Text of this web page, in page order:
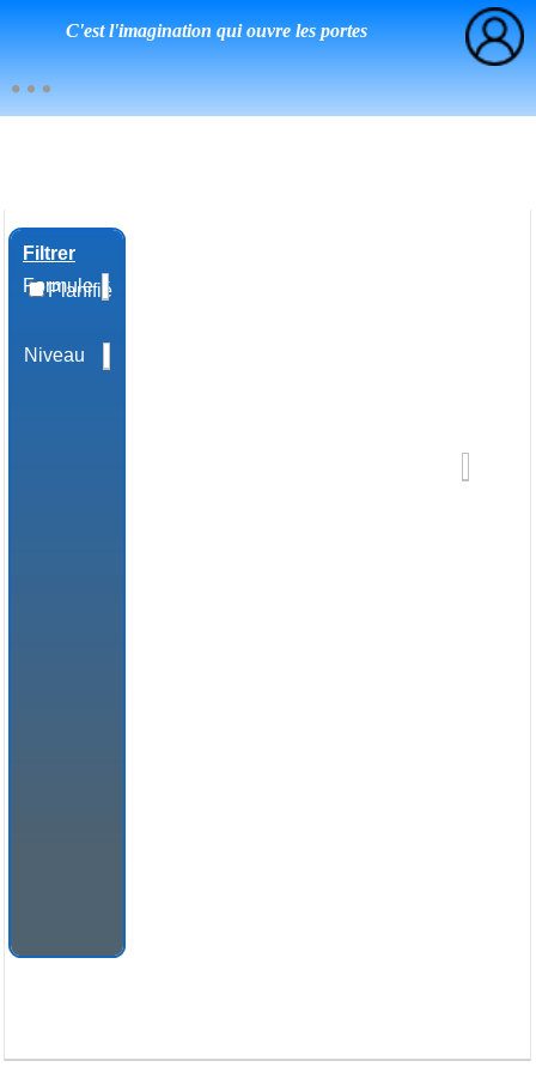
C'est l'imagination qui ouvre les portes
Filtrer
Planifié
Formule
Niveau